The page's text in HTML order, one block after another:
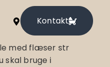
Kontakt
med flæser str
skal bruge i